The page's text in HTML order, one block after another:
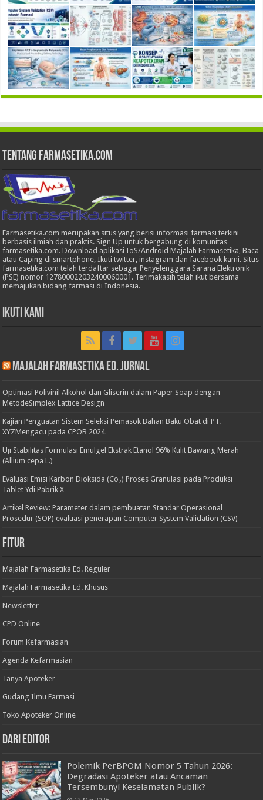
Tentang Farmasetika.com
Farmasetika.com merupakan situs yang berisi informasi farmasi terkini
berbasis ilmiah dan praktis. Sign Up untuk bergabung di komunitas
farmasetika.com. Download aplikasi IoS/Android Majalah Farmasetika, Baca
atau Caping di smartphone, Ikuti twitter, instagram dan facebook kami. Situs
farmasetika.com telah terdaftar sebagai Penyelenggara Sarana Elektronik
(PSE) nomor 127800022032400060001. Terimakasih telah ikut bersama
memajukan bidang farmasi di Indonesia.
Ikuti Kami
Majalah Farmasetika Ed. Jurnal
Optimasi Polivinil Alkohol dan Gliserin dalam Paper Soap dengan
MetodeSimplex Lattice Design
Kajian Penguatan Sistem Seleksi Pemasok Bahan Baku Obat di PT.
XYZMengacu pada CPOB 2024
Uji Stabilitas Formulasi Emulgel Ekstrak Etanol 96% Kulit Bawang Merah
(Allium cepa L.)
Evaluasi Emisi Karbon Dioksida (Co₂) Proses Granulasi pada Produksi
Tablet Ydi Pabrik X
Artikel Review: Parameter dalam pembuatan Standar Operasional
Prosedur (SOP) evaluasi penerapan Computer System Validation (CSV)
Fitur
Majalah Farmasetika Ed. Reguler
Majalah Farmasetika Ed. Khusus
Newsletter
CPD Online
Forum Kefarmasian
Agenda Kefarmasian
Tanya Apoteker
Gudang Ilmu Farmasi
Toko Apoteker Online
Dari Editor
Polemik PerBPOM Nomor 5 Tahun 2026:
Degradasi Apoteker atau Ancaman
Tersembunyi Keselamatan Publik?